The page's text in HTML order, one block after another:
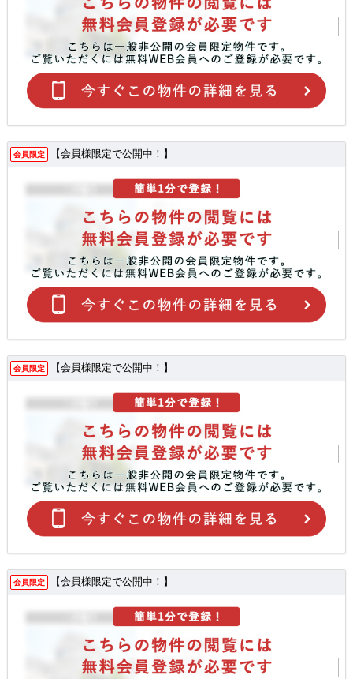
会員限定 【会員様限定で公開中！】
会員限定 【会員様限定で公開中！】
会員限定 【会員様限定で公開中！】